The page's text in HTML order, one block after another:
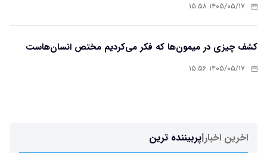
۱۴۰۵/۰۵/۱۷ ۱۵:۵۸
کشف چیزی در میمون‌ها که فکر می‌کردیم مختص انسان‌هاست
۱۴۰۵/۰۵/۱۷ ۱۵:۵۶
اخرین اخبار|پربیننده ترین